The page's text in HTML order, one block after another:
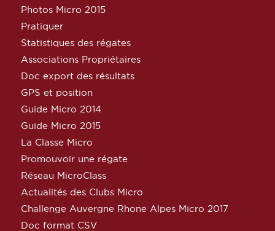
Photos Micro 2015
Pratiquer
Statistiques des régates
Associations Propriétaires
Doc export des résultats
GPS et position
Guide Micro 2014
Guide Micro 2015
La Classe Micro
Promouvoir une régate
Réseau MicroClass
Actualités des Clubs Micro
Challenge Auvergne Rhone Alpes Micro 2017
Doc format CSV